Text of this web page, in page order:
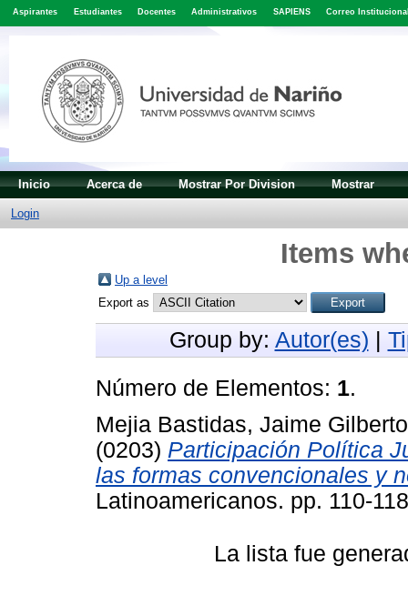
Aspirantes Estudiantes Docentes Administrativos SAPIENS Correo
Inicio Acerca de Mostrar Por Division Mostrar
Login
Items
Up a level
Export as
Group by: Autor(es) |
Número de Elementos: 1.
Mejia Bastidas, Jaime Gilberto
(0203) Participación Política
las formas convencionales y
Latinoamericanos. pp. 110-
La lista fue